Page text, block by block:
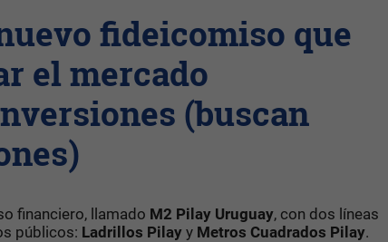
fideicomiso que
el mercado
(buscan
financiero, llamado M2 Pilay Uruguay, con dos líneas
públicos: Ladrillos Pilay y Metros Cuadrados Pilay.